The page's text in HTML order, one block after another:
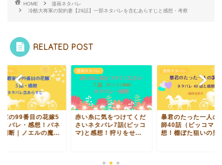
HOME
漫画ネタバレ
冷酷大将軍の契約妻【29話】一部ネタバレを含むあらすじと感想・考察
RELATED POST
タバレ
家の99番目の花嫁5
タバレ・感想！バネ
判断｜ノエルの魔...
漫画ネタバレ
赤い糸に気をつけてくだ
さいネタバレ7話(ピッコ
マ)と感想！狩りをせ...
漫画ネタバレ
暴君のたった一人の
師40話（ピッコマ）
想！棚ぼた狙いの男